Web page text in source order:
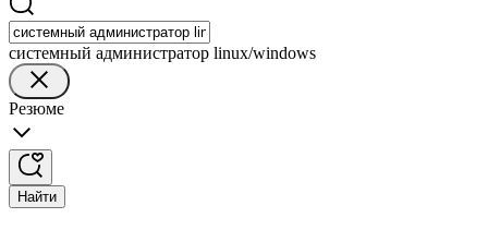
системный администратор linux/windows
Резюме
Найти